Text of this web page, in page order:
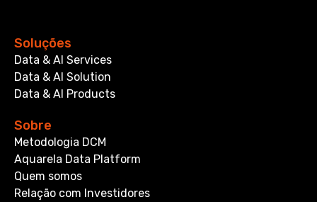
Soluções
Data & AI Services
Data & AI Solution
Data & AI Products
Sobre
Metodologia DCM
Aquarela Data Platform
Quem somos
Relação com Investidores